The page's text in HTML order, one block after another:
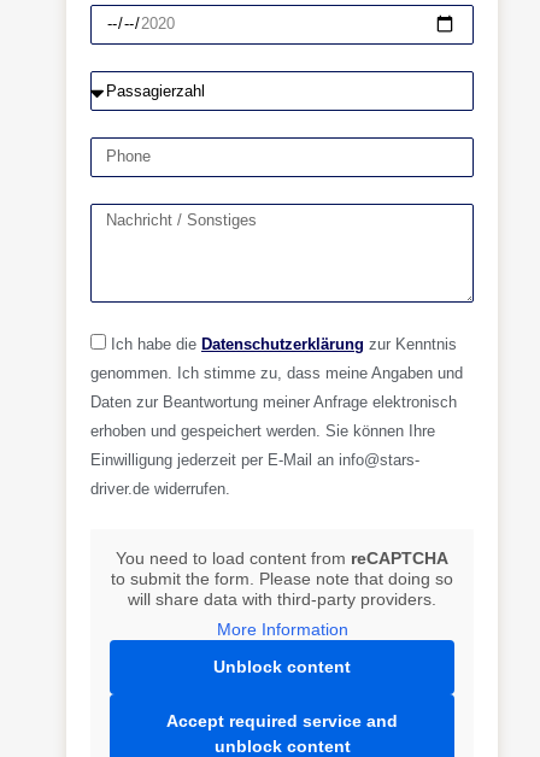
Ich habe die Datenschutzerklärung zur Kenntnis
genommen. Ich stimme zu, dass meine Angaben und
Daten zur Beantwortung meiner Anfrage elektronisch
erhoben und gespeichert werden. Sie können Ihre
Einwilligung jederzeit per E-Mail an info@stars-
driver.de widerrufen.
You need to load content from reCAPTCHA
to submit the form. Please note that doing so
will share data with third-party providers.
More Information
Unblock content
Accept required service and
unblock content